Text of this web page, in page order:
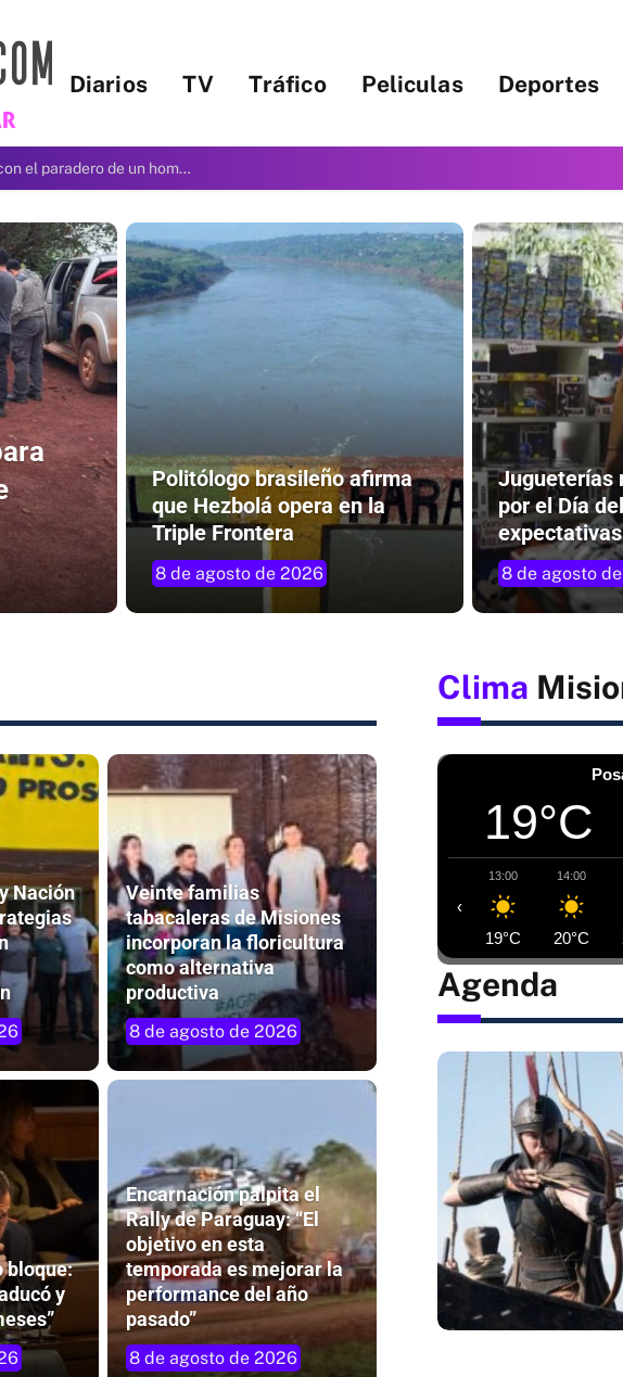
Diarios TV Tráfico Peliculas Deportes
en la Triple Frontera
Politólogo brasileño afirma
que Hezbolá opera en la
Triple Frontera
8 de agosto de 2026
Jugueterías
por el Día
expectativas
8 de agosto
Nación
Veinte familias
tabacaleras de Misiones
incorporan la floricultura
como alternativa
productiva
8 de agosto de 2026
bloque:
y
Encarnación palpita el
Rally de Paraguay: “El
objetivo en esta
temporada es mejorar la
performance del año
pasado”
8 de agosto de 2026
Clima
19°C
13:00
19°C
14:00
20°C
‹
Agenda